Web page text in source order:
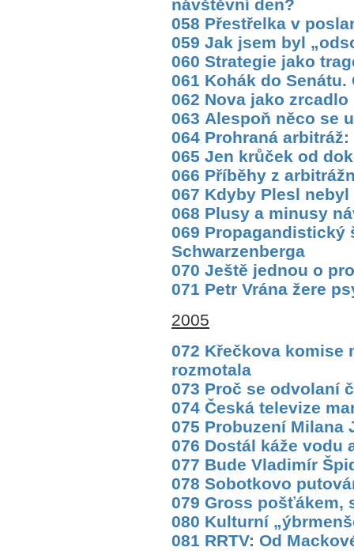
návštěvní den?
058 Přestřelka v
059 Jak jsem byl
060 Strategie jako
061 Kohák do
062 Nova jako zrcadlo
063 Alespoň něco se
064 Prohraná
065 Jen krůček od
066 Příběhy z
067 Kdyby Plesl
068 Plusy a minusy
069 Propagandistický
Schwarzenberga
070 Ještě jednou o
071 Petr Vrána žere
2005
072 Křečkova komise
rozmotala
073 Proč se odvolaní
074 Česká televize
075 Probuzení Milana
076 Dostál káže vodu
077 Bude Vladimír
078 Sobotkovo
079 Gross pošťákem,
080 Kulturní
081 RRTV: Od